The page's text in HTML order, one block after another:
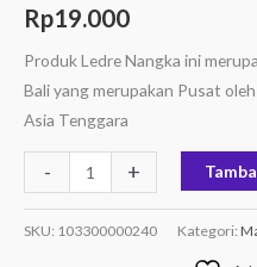
Rp19.000
Produk Ledre Nangka ini
Bali yang merupakan Pusat
Asia Tenggara
- +
SKU: 103300000240 Kategori: